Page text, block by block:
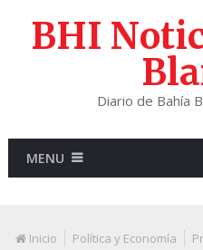
BHI
Diario de Bahía
MENU
Inicio Política y Economía